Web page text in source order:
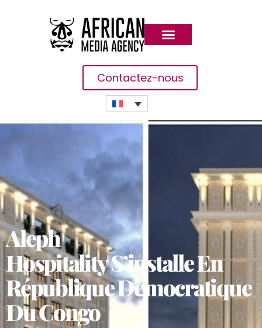
Contactez-nous
Aleph
HospitalityS’installeEn
République Democratique
Du Congo